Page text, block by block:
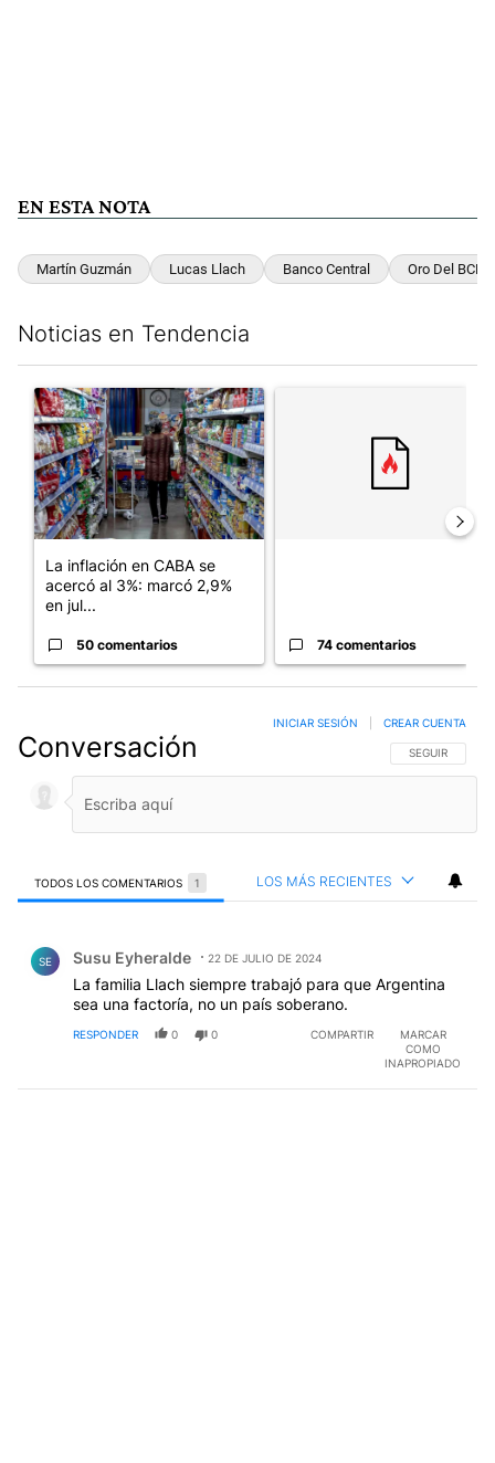
EN ESTA NOTA
Martín Guzmán Lucas Llach Banco Central Oro Del BCRA
Noticias en Tendencia
Un artículo de tendencia con el título "La inflación en CABA se
La inflación en CABA se
acercó al 3%: marcó 2,9%
en jul...
50 comentarios 74 comentarios
Conversación SIGA ESTA
SEGUIR
INICIAR SESIÓN CREAR CUENTA
TODOS LOS COMENTARIOS 1 LOS MÁS RECIENTES
SE Susu Eyheralde 22 DE JULIO DE 2024
La familia Llach siempre trabajó para que Argentina
sea una factoría, no un país soberano.
RESPONDER 0 0 COMPARTIR
MARCAR
COMO
INAPROPIADO